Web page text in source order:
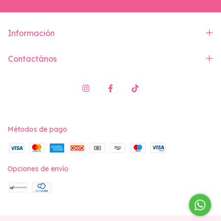
Información
Contactános
Métodos de pago
Opciones de envío